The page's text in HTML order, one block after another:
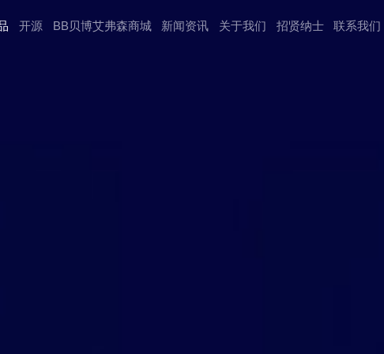
开源 BB贝博艾弗森商城 新闻资讯 关于我们 招贤纳⼠ 联系我们